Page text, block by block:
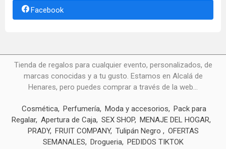
Facebook
Tienda de regalos para cualquier evento, personalizados, de
marcas conocidas y a tu gusto. Estamos en Alcalá de
Henares, pero puedes comprar a través de la web...
Cosmética Perfumería Moda y accesorios
Pack para
Regalar Apertura de Caja SEX SHOP MENAJE DEL HOGAR
PRADY FRUIT COMPANY Tulipán Negro
OFERTAS
SEMANALES
Drogueria PEDIDOS TIKTOK